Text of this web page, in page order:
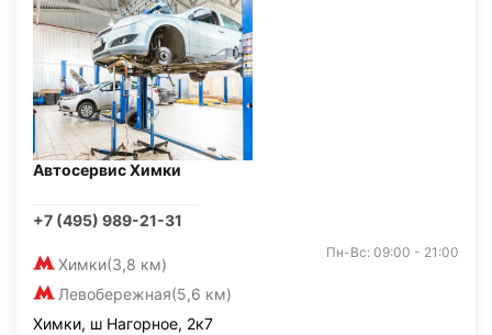
Автосервис Химки
+7 (495) 989-21-31
Химки(3,8 км)
Левобережная(5,6 км)
Пн-Вс: 09:00 - 21:00
Химки, ш Нагорное, 2к7